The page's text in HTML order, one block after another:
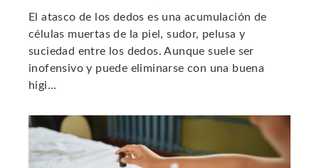
El atasco de los dedos es una acumulación de
células muertas de la piel, sudor, pelusa y
suciedad entre los dedos. Aunque suele ser
inofensivo y puede eliminarse con una buena
higi...